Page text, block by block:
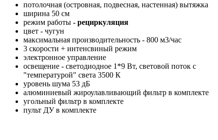
потолочная (островная, подвесная, настенная) вытяжка
ширина 50 см
режим работы - рециркуляция
цвет - чугун
максимальная производительность - 800 м3/час
3 скорости + интенсвиный режим
электронное управление
освещение - светодиодное 1*9 Вт, световой поток с
"температурой" света 3500 К
уровень шума 53 дБ
алюминиевый жироулавливающий фильтр в комплекте
угольный фильтр в комплекте
пульт ДУ в комплекте